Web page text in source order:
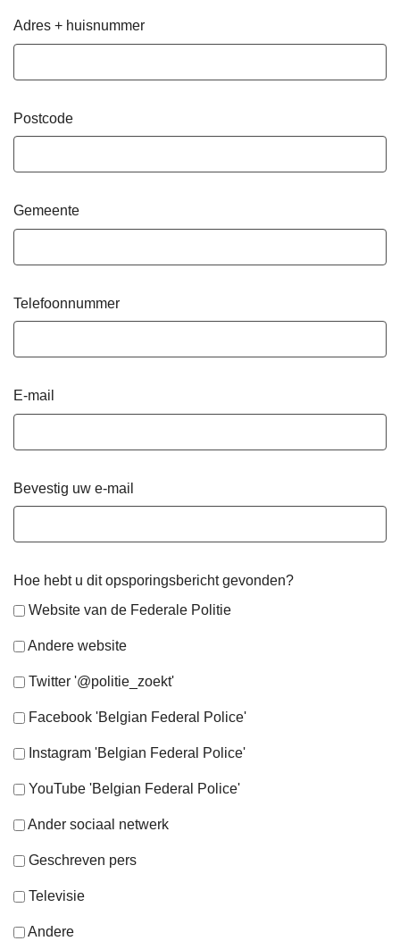
Adres + huisnummer
Postcode
Gemeente
Telefoonnummer
E-mail
Bevestig uw e-mail
Hoe hebt u dit opsporingsbericht gevonden?
Website van de Federale Politie
Andere website
Twitter '@politie_zoekt'
Facebook 'Belgian Federal Police'
Instagram 'Belgian Federal Police'
YouTube 'Belgian Federal Police'
Ander sociaal netwerk
Geschreven pers
Televisie
Andere